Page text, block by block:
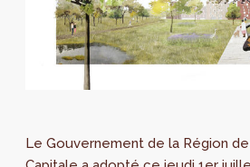
Le Gouvernement de la Région